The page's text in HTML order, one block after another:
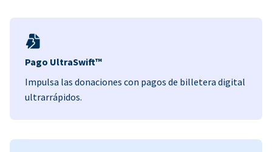
Pago UltraSwift™
Impulsa las donaciones con pagos de billetera digital
ultrarrápidos.